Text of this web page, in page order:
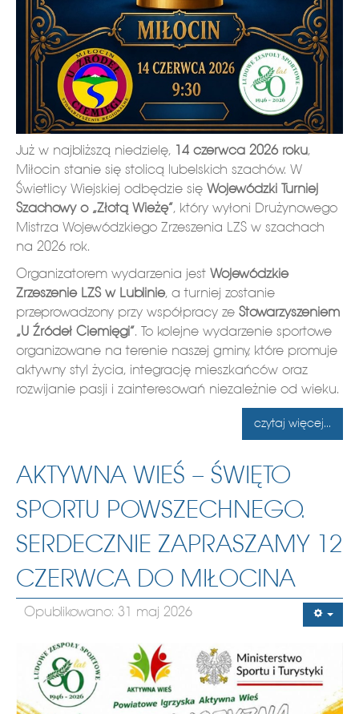
Już w najbliższą niedzielę, 14 czerwca 2026 roku,
Miłocin stanie się stolicą lubelskich szachów. W
Świetlicy Wiejskiej odbędzie się Wojewódzki Turniej
Szachowy o „Złotą Wieżę”, który wyłoni Drużynowego
Mistrza Wojewódzkiego Zrzeszenia LZS w szachach
na 2026 rok.
Organizatorem wydarzenia jest Wojewódzkie
Zrzeszenie LZS w Lublinie, a turniej zostanie
przeprowadzony przy współpracy ze Stowarzyszeniem
„U Źródeł Ciemięgi”. To kolejne wydarzenie sportowe
organizowane na terenie naszej gminy, które promuje
aktywny styl życia, integrację mieszkańców oraz
rozwijanie pasji i zainteresowań niezależnie od wieku.
czytaj więcej...
AKTYWNA WIEŚ – ŚWIĘTO
SPORTU POWSZECHNEGO.
SERDECZNIE ZAPRASZAMY 12
CZERWCA DO MIŁOCINA
Opublikowano: 31 maj 2026